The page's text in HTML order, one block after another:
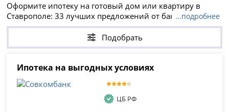
Оформите ипотеку на готовый дом или квартиру в
Ставрополе: 33 лучших предложений от банков с
онлайн заявкой. Условия получения ипотеки на готовое
жилье в 2026 году - процентные ставки, сроки,
максимальная сумма. Можно купить квартиру на
...подробнее
Подобрать
Ипотека на выгодных условиях
ЦБ РФ